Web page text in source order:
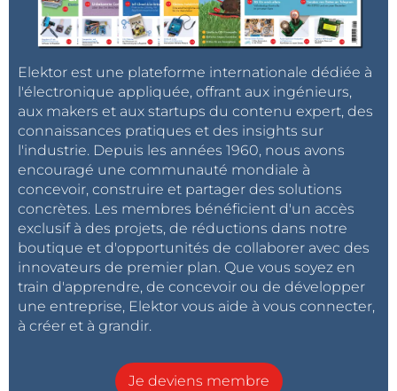
Elektor est une plateforme internationale dédiée à
l'électronique appliquée, offrant aux ingénieurs,
aux makers et aux startups du contenu expert, des
connaissances pratiques et des insights sur
l'industrie. Depuis les années 1960, nous avons
encouragé une communauté mondiale à
concevoir, construire et partager des solutions
concrètes. Les membres bénéficient d'un accès
exclusif à des projets, de réductions dans notre
boutique et d'opportunités de collaborer avec des
innovateurs de premier plan. Que vous soyez en
train d'apprendre, de concevoir ou de développer
une entreprise, Elektor vous aide à vous connecter,
à créer et à grandir.
Je deviens membre